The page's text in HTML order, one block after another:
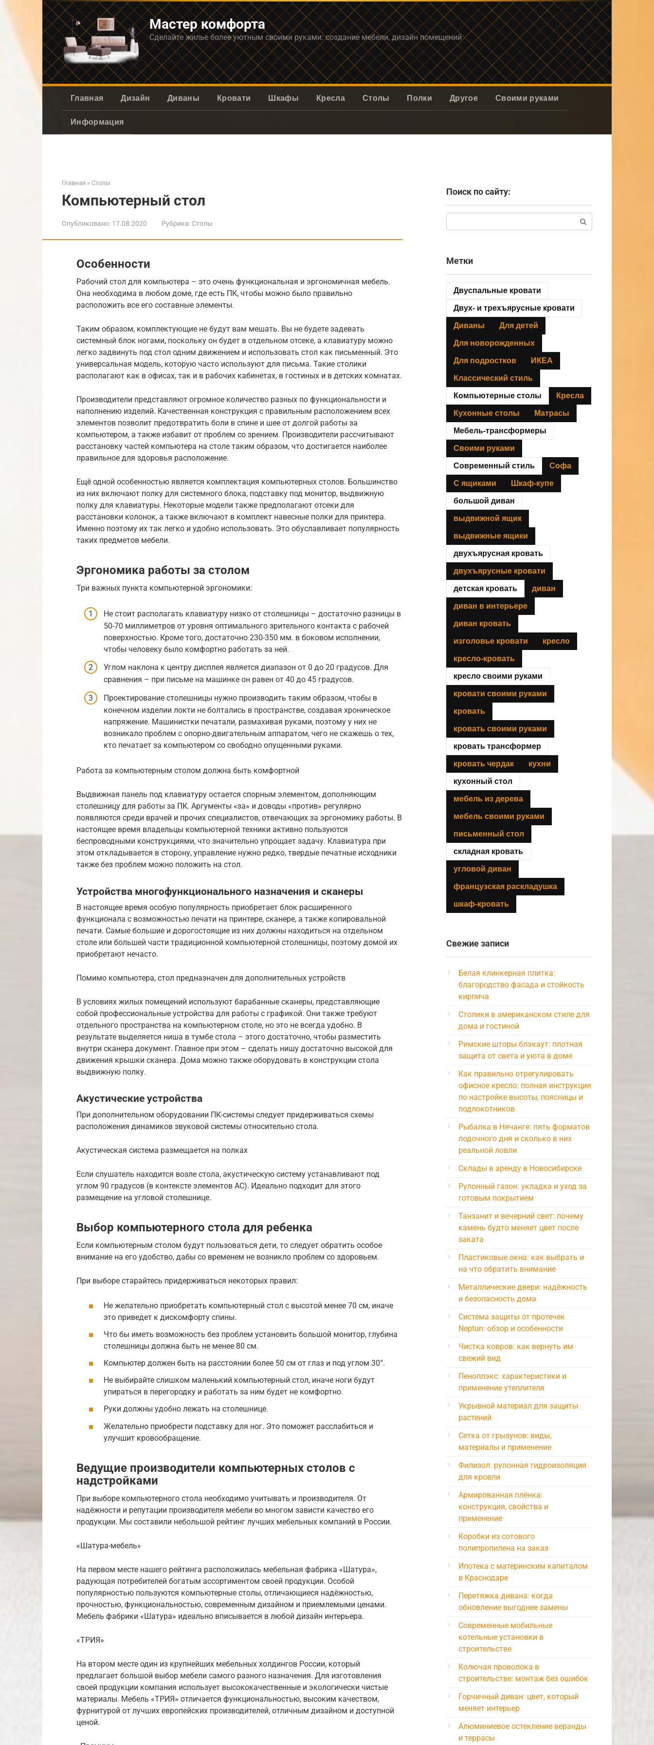
Мастер комфорта
Сделайте жилье более уютным своими руками: создание мебели, дизайн помещений
Главная Дизайн Диваны Кровати Шкафы Кресла Столы Полки Другое Своими руками
Информация
Главная » Столы
Компьютерный стол
Опубликовано: 17.08.2020 Рубрика: Столы
Особенности
Рабочий стол для компьютера – это очень функциональная и эргономичная мебель.
Она необходима в любом доме, где есть ПК, чтобы можно было правильно
расположить все его составные элементы.
Таким образом, комплектующие не будут вам мешать. Вы не будете задевать
системный блок ногами, поскольку он будет в отдельном отсеке, а клавиатуру можно
легко задвинуть под стол одним движением и использовать стол как письменный. Это
универсальная модель, которую часто используют для письма. Такие столики
располагают как в офисах, так и в рабочих кабинетах, в гостиных и в детских комнатах.
Производители представляют огромное количество разных по функциональности и
наполнению изделий. Качественная конструкция с правильным расположением всех
элементов позволит предотвратить боли в спине и шее от долгой работы за
компьютером, а также избавит от проблем со зрением. Производители рассчитывают
расстановку частей компьютера на столе таким образом, что достигается наиболее
правильное для здоровья расположение.
Ещё одной особенностью является комплектация компьютерных столов. Большинство
из них включают полку для системного блока, подставку под монитор, выдвижную
полку для клавиатуры. Некоторые модели также предполагают отсеки для
расстановки колонок, а также включают в комплект навесные полки для принтера.
Именно поэтому их так легко и удобно использовать. Это обуславливает популярность
таких предметов мебели.
Эргономика работы за столом
Три важных пункта компьютерной эргономики:
Не стоит располагать клавиатуру низко от столешницы – достаточно разницы в
50-70 миллиметров от уровня оптимального зрительного контакта с рабочей
поверхностью. Кроме того, достаточно 230-350 мм. в боковом исполнении,
чтобы человеку было комфортно работать за ней.
Углом наклона к центру дисплея является диапазон от 0 до 20 градусов. Для
сравнения – при письме на машинке он равен от 40 до 45 градусов.
Проектирование столешницы нужно производить таким образом, чтобы в
конечном изделии локти не болтались в пространстве, создавая хроническое
напряжение. Машинистки печатали, размахивая руками, поэтому у них не
возникало проблем с опорно-двигательным аппаратом, чего не скажешь о тех,
кто печатает за компьютером со свободно опущенными руками.
Работа за компьютерным столом должна быть комфортной
Выдвижная панель под клавиатуру остается спорным элементом, дополняющим
столешницу для работы за ПК. Аргументы «за» и доводы «против» регулярно
появляются среди врачей и прочих специалистов, отвечающих за эргономику работы. В
настоящее время владельцы компьютерной техники активно пользуются
беспроводными конструкциями, что значительно упрощает задачу. Клавиатура при
этом откладывается в сторону, управление нужно редко, твердые печатные исходники
также без проблем можно положить на стол.
Устройства многофункционального назначения и сканеры
В настоящее время особую популярность приобретает блок расширенного
функционала с возможностью печати на принтере, сканере, а также копировальной
печати. Самые большие и дорогостоящие из них должны находиться на отдельном
столе или большей части традиционной компьютерной столешницы, поэтому домой их
приобретают нечасто.
Помимо компьютера, стол предназначен для дополнительных устройств
В условиях жилых помещений используют барабанные сканеры, представляющие
собой профессиональные устройства для работы с графикой. Они также требуют
отдельного пространства на компьютерном столе, но это не всегда удобно. В
результате выделяется ниша в тумбе стола – этого достаточно, чтобы разместить
внутри сканера документ. Главное при этом – сделать нишу достаточно высокой для
движения крышки сканера. Дома можно также оборудовать в конструкции стола
выдвижную полку.
Акустические устройства
При дополнительном оборудовании ПК-системы следует придерживаться схемы
расположения динамиков звуковой системы относительно стола.
Акустическая система размещается на полках
Если слушатель находится возле стола, акустическую систему устанавливают под
углом 90 градусов (в контексте элементов АС). Идеально подходит для этого
размещение на угловой столешнице.
Выбор компьютерного стола для ребенка
Если компьютерным столом будут пользоваться дети, то следует обратить особое
внимание на его удобство, дабы со временем не возникло проблем со здоровьем.
При выборе старайтесь придерживаться некоторых правил:
Не желательно приобретать компьютерный стол с высотой менее 70 см, иначе
это приведет к дискомфорту спины.
Что бы иметь возможность без проблем установить большой монитор, глубина
столешницы должна быть не менее 80 см.
Компьютер должен быть на расстоянии более 50 см от глаз и под углом 30°.
Не выбирайте слишком маленький компьютерный стол, иначе ноги будут
упираться в перегородку и работать за ним будет не комфортно.
Руки должны удобно лежать на столешнице.
Желательно приобрести подставку для ног. Это поможет расслабиться и
улучшит кровообращение.
Ведущие производители компьютерных столов с
надстройками
При выборе компьютерного стола необходимо учитывать и производителя. От
надёжности и репутации производителя мебели во многом зависти качество его
продукции. Мы составили небольшой рейтинг лучших мебельных компаний в России.
«Шатура-мебель»
На первом месте нашего рейтинга расположилась мебельная фабрика «Шатура»,
радующая потребителей богатым ассортиментом своей продукции. Особой
популярностью пользуются компьютерные столы, отличающиеся надёжностью,
прочностью, функциональностью, современным дизайном и приемлемыми ценами.
Мебель фабрики «Шатура» идеально вписывается в любой дизайн интерьера.
«ТРИЯ»
На втором месте один из крупнейших мебельных холдингов России, который
предлагает большой выбор мебели самого разного назначения. Для изготовления
своей продукции компания использует высококачественные и экологически чистые
материалы. Мебель «ТРИЯ» отличается функциональностью, высоким качеством,
фурнитурой от лучших европейских производителей, отличным дизайном и доступной
ценой.
Поиск по сайту:
Метки
Двуспальные кровати
Двух- и трехъярусные кровати
Диваны Для детей
Для новорожденных
Для подростков ИКЕА
Классический стиль
Компьютерные столы Кресла
Кухонные столы Матрасы
Мебель-трансформеры
Своими руками
Современный стиль Софа
С ящиками Шкаф-купе
большой диван
выдвижной ящик
выдвижные ящики
двухъярусная кровать
двухъярусные кровати
детская кровать диван
диван в интерьере
диван кровать
изголовье кровати кресло
кресло-кровать
кресло своими руками
кровати своими руками
кровать
кровать своими руками
кровать трансформер
кровать чердак кухни
кухонный стол
мебель из дерева
мебель своими руками
письменный стол
складная кровать
угловой диван
французская раскладушка
шкаф-кровать
Свежие записи
Белая клинкерная плитка:
благородство фасада и стойкость
кирпича
Столики в американском стиле для
дома и гостиной
Римские шторы блэкаут: плотная
защита от света и уюта в доме
Как правильно отрегулировать
офисное кресло: полная инструкция
по настройке высоты, поясницы и
подлокотников
Рыбалка в Нячанге: пять форматов
лодочного дня и сколько в них
реальной ловли
Склады в аренду в Новосибирске
Рулонный газон: укладка и уход за
готовым покрытием
Танзанит и вечерний свет: почему
камень будто меняет цвет после
заката
Пластиковые окна: как выбрать и
на что обратить внимание
Металлические двери: надёжность
и безопасность дома
Система защиты от протечек
Neptun: обзор и особенности
Чистка ковров: как вернуть им
свежий вид
Пеноплэкс: характеристики и
применение утеплителя
Укрывной материал для защиты
растений
Сетка от грызунов: виды,
материалы и применение
Филизол: рулонная гидроизоляция
для кровли
Армированная плёнка:
конструкция, свойства и
применение
Коробки из сотового
полипропилена на заказ
Ипотека с материнским капиталом
в Краснодаре
Перетяжка дивана: когда
обновление выгоднее замены
Современные мобильные
котельные установки в
строительстве
Колючая проволока в
строительстве: монтаж без ошибок
Горчичный диван: цвет, который
меняет интерьер
Алюминиевое остекление веранды
и террасы